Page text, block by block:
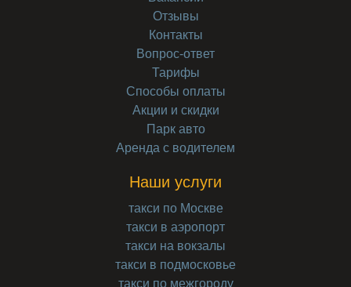
Отзывы
Контакты
Вопрос-ответ
Тарифы
Способы оплаты
Акции и скидки
Парк авто
Аренда с водителем
Наши услуги
такси по Москве
такси в аэропорт
такси на вокзалы
такси в подмосковье
такси по межгороду